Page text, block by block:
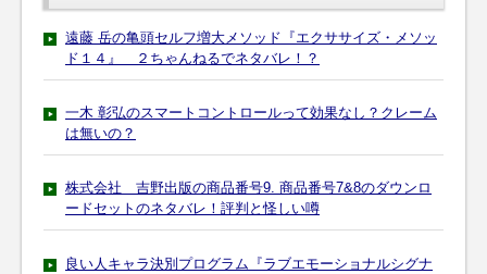
遠藤 岳の亀頭セルフ増大メソッド『エクササイズ・メソッ
ド１４』 ２ちゃんねるでネタバレ！？
一木 彰弘のスマートコントロールって効果なし？クレーム
は無いの？
株式会社 吉野出版の商品番号9. 商品番号7&8のダウンロ
ードセットのネタバレ！評判と怪しい噂
良い人キャラ決別プログラム『ラブエモーショナルシグナ